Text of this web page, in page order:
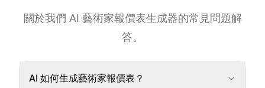
關於我們 AI 藝術家報價表生成器的常見問題解
答。
AI 如何生成藝術家報價表？